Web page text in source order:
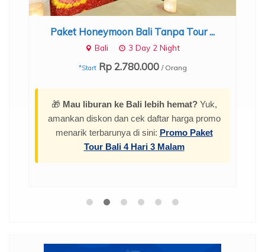
Paket Honeymoon Bali Tanpa Tour ...
Bali 3 Day 2 Night
*Start Rp 2.780.000 / Orang
🎁 Mau liburan ke Bali lebih hemat?Yuk,
amankan diskon dan cek daftar harga promo
menarik terbarunya di sini: Promo Paket
Tour Bali 4 Hari 3 Malam